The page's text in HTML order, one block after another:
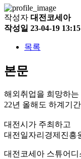
작성자 대전코세아
작성일 23-04-19 13:15
목록
본문
해외취업을 희망하
22년 올해도 하계기
대전시가 주최하고
대전일자리경제진흥
대전코세아 스튜어